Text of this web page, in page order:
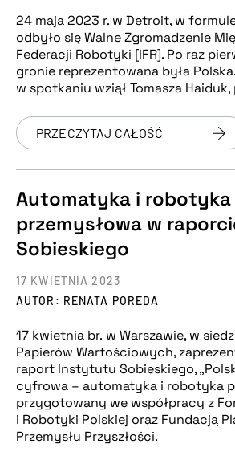
24 maja 2023 r. w Detroit, w
odbyło się Walne Zgromadzenie
Federacji Robotyki [IFR]. Po raz
gronie reprezentowana była
w spotkaniu wziął Tomasza Haiduk,
PRZECZYTAJ CAŁOŚĆ
Automatyka i robotyka
przemysłowa w
Sobieskiego
AUTOR: RENATA POREDA
17 KWIETNIA 2023
17 kwietnia br. w Warszawie, w
Papierów Wartościowych,
raport Instytutu Sobieskiego,
cyfrowa – automatyka i robotyka
przygotowany we współpracy z
i Robotyki Polskiej oraz Fundacją
Przemysłu Przyszłości.